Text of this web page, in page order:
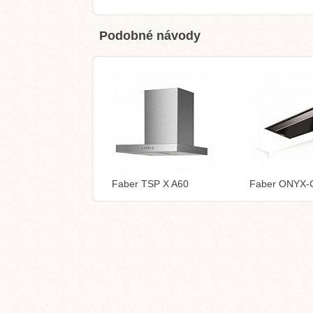
Podobné návody
Faber TSP X A60 Faber ONYX-